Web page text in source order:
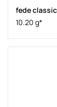
fede
10.20 g*